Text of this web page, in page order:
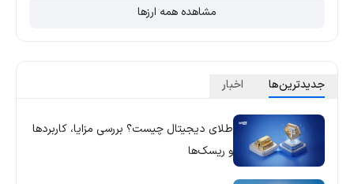
مشاهده همه ارزها
جدید‌ترین‌ها اخبار
طلای دیجیتال چیست؟ بررسی مزایا، کاربردها
و ریسک‌ها